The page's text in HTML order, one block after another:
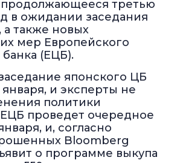
третью
в ожидании заседания
а также новых
мер Европейского
(ЕЦБ).
японского ЦБ
и эксперты не
политики
проведет очередное
и, согласно
Bloomberg
о программе выкупа